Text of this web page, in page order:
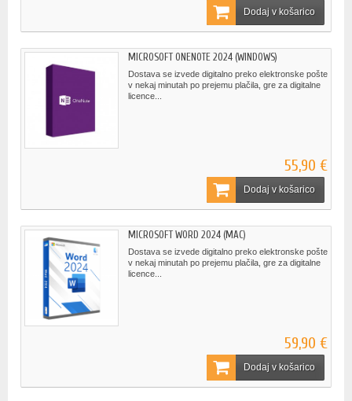
Dodaj v košarico
MICROSOFT ONENOTE 2024 (WINDOWS)
Dostava se izvede digitalno preko elektronske pošte
v nekaj minutah po prejemu plačila, gre za digitalne
licence...
55,90 €
Dodaj v košarico
MICROSOFT WORD 2024 (MAC)
Dostava se izvede digitalno preko elektronske pošte
v nekaj minutah po prejemu plačila, gre za digitalne
licence...
59,90 €
Dodaj v košarico